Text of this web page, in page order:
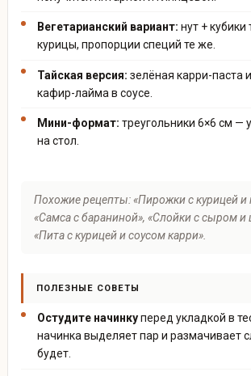
Вегетарианский вариант: нут +
курицы, пропорции специй те же.
Тайская версия: зелёная карри-паста
кафир-лайма в соусе.
Мини-формат: треугольники 6×6 см —
на стол.
Похожие рецепты: «Пирожки с курицей и
«Самса с бараниной», «Слойки с сыром и
«Пита с курицей и соусом карри».
ПОЛЕЗНЫЕ СОВЕТЫ
Остудите начинкуперед укладкой в
начинка выделяет пар и размачивает
будет.